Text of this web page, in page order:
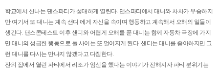
학교에서 신나는 댄스파티가 성대하게 열린다. 댄스파티에서 대니와 차차가 우승하지
만 여기서 또 대니는 계속 샌디 에게 자신을 속이며 행동하고 계속해서 오해의 일들이
생긴다. 댄스콘테스트 이후 샌디와 어렵게 오해를 푼 대니는 함께 자동차 극장에 가지
만 대니의 성급한 행동으로 둘 사이는 또 멀어지게 된다. 샌디는 대니를 좋아하지만 그
런 대니를 다시는 만나지 않겠다고 다짐한다.
잔의 집에서 열린 파티에서 리조가 임신을 했다는 이야기가 전해지자 파티 분위기는